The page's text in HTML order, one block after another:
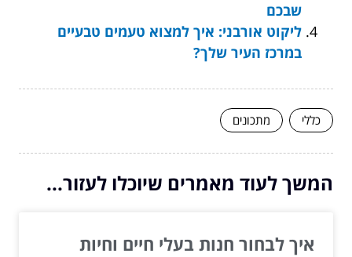
שבכם
ליקוט אורבני: איך למצוא טעמים טבעיים
במרכז העיר שלך?
כללי מתכונים
המשך לעוד מאמרים שיוכלו לעזור...
איך לבחור חנות בעלי חיים וחיות